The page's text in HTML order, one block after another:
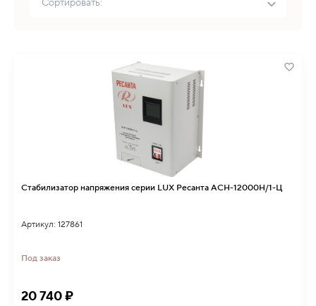
Сортировать:
Стабилизатор напряжения серии LUX Ресанта АСН-12000Н/1-Ц
Артикул: 127861
Под заказ
20 740 ₽